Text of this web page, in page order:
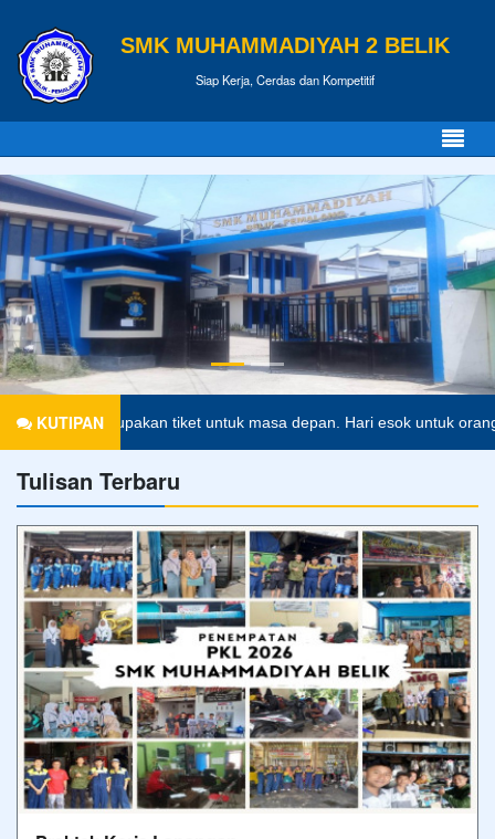
SMK MUHAMMADIYAH 2 BELIK
Siap Kerja, Cerdas dan Kompetitif
KUTIPANmerupakan tiket untuk masa depan. Hari esok untuk
Tulisan Terbaru